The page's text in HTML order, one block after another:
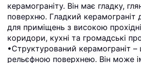
керамограніту. Він має гладку,
поверхню. Гладкий керамограніт
для приміщень з високою
коридори, кухні та громадські
•Структурований керамограніт –
рельєфною поверхнею. Він може